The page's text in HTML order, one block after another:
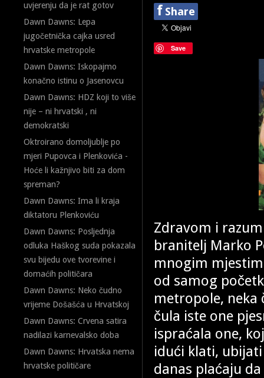
uvjerenju da je rat gotov
Dawn Dawns: Lepa
jugočetnička cajka usred
hrvatske metropole
Dawn Dawns: Iskopajmo
konačno istinu o Jasenovcu
Dawn Dawns: HDZ koji to više
nije – ni hrvatski , ni
demokratski
Oktroirano domoljublje po
mjeri Pupovca i Plenkovića -
Hoće li kažnjivo biti za dom
spreman?
Dawn Dawns: Ima li kraja
diktatoru Plenkoviću
Dawn Dawns: Posljednja
odluka Haškog suda pokazala
svu bijedu ove tvorevine i
domaćih političara
Dawn Dawns: Neko čudno
vrijeme Došašća u Hrvatskoj
Dawn Dawns: Crvena satira
nadilazi karnevalsko doba
Dawn Dawns: Hrvatska nema
hrvatske političare
f Share
Save
Zdravom i
branitelj Marko
mnogim
od samog
metropole, neka
čula iste one
ispraćala one,
idući klati,
danas plaćaju